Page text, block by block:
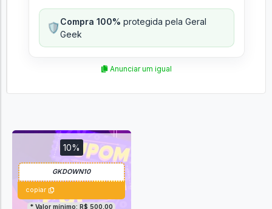
🛡️Compra 100% protegida pela Geral
Geek
Anunciar um igual
10%
copiar
* Valor mínimo: R$ 500,00